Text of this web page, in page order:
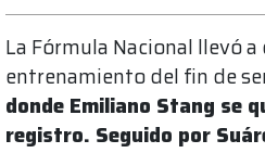
La Fórmula Nacional llevó
entrenamiento del fin de
donde Emiliano Stang se
registro. Seguido por